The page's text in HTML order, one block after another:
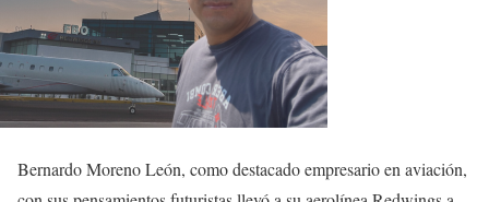
Bernardo Moreno León, como destacado empresario en aviación,